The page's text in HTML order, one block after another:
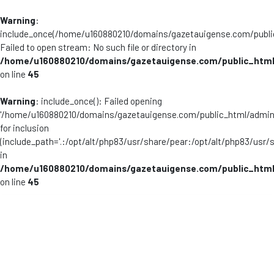
Warning:
include_once(/home/u160880210/domains/gazetauigense.com/
Failed to open stream: No such file or directory in
/home/u160880210/domains/gazetauigense.com/
on line 45
Warning: include_once(): Failed opening
'/home/u160880210/domains/gazetauigense.com/public_html/
for inclusion
(include_path='.:/opt/alt/php83/usr/share/pear:/opt/alt/php83/
in
/home/u160880210/domains/gazetauigense.com/
on line 45